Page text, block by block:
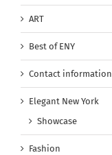
ART
Best of ENY
Contact information
Elegant New York
Showcase
Fashion